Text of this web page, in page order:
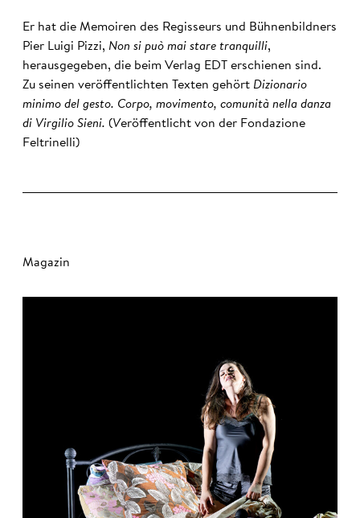
Er hat die Memoiren des Regisseurs und Bühnenbildners
Pier Luigi Pizzi, Non si può mai stare tranquilli,
herausgegeben, die beim Verlag EDT erschienen sind.
Zu seinen veröffentlichten Texten gehört Dizionario
minimo del gesto. Corpo, movimento, comunità nella danza
di Virgilio Sieni. (Veröffentlicht von der Fondazione
Feltrinelli)
Magazin